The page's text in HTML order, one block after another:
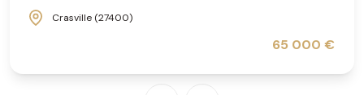
Crasville (27400)
65 000 €